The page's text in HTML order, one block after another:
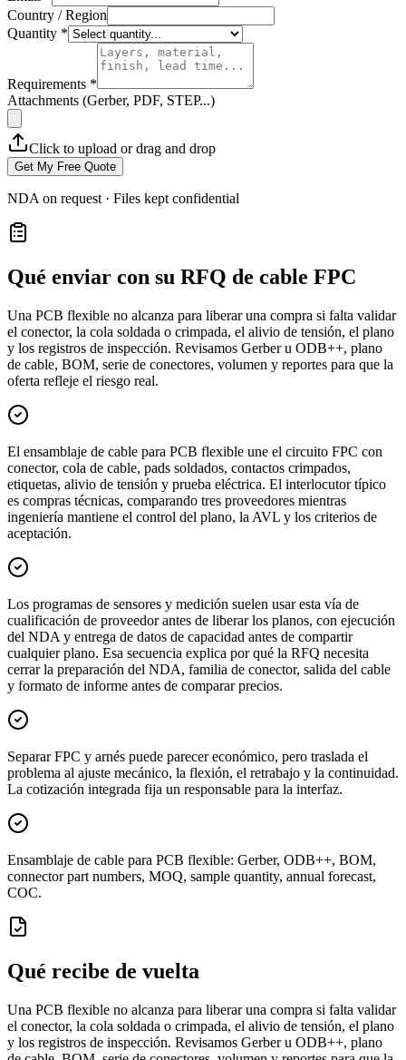
Country / Region
Quantity *
Requirements *
Attachments (Gerber, PDF, STEP...)
Click to upload or drag and drop
Get My Free Quote
NDA on request · Files kept confidential
Qué enviar con su RFQ de cable FPC
Una PCB flexible no alcanza para liberar una compra si falta validar
el conector, la cola soldada o crimpada, el alivio de tensión, el plano
y los registros de inspección. Revisamos Gerber u ODB++, plano
de cable, BOM, serie de conectores, volumen y reportes para que la
oferta refleje el riesgo real.
El ensamblaje de cable para PCB flexible une el circuito FPC con
conector, cola de cable, pads soldados, contactos crimpados,
etiquetas, alivio de tensión y prueba eléctrica. El interlocutor típico
es compras técnicas, comparando tres proveedores mientras
ingeniería mantiene el control del plano, la AVL y los criterios de
aceptación.
Los programas de sensores y medición suelen usar esta vía de
cualificación de proveedor antes de liberar los planos, con ejecución
del NDA y entrega de datos de capacidad antes de compartir
cualquier plano. Esa secuencia explica por qué la RFQ necesita
cerrar la preparación del NDA, familia de conector, salida del cable
y formato de informe antes de comparar precios.
Separar FPC y arnés puede parecer económico, pero traslada el
problema al ajuste mecánico, la flexión, el retrabajo y la continuidad.
La cotización integrada fija un responsable para la interfaz.
Ensamblaje de cable para PCB flexible: Gerber, ODB++, BOM,
connector part numbers, MOQ, sample quantity, annual forecast,
COC.
Qué recibe de vuelta
Una PCB flexible no alcanza para liberar una compra si falta validar
el conector, la cola soldada o crimpada, el alivio de tensión, el plano
y los registros de inspección. Revisamos Gerber u ODB++, plano